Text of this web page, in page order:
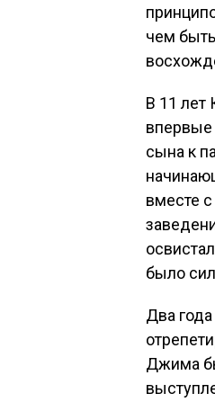
чем
В 11 лет
впервые
сына к
вместе
было
Два
Джима